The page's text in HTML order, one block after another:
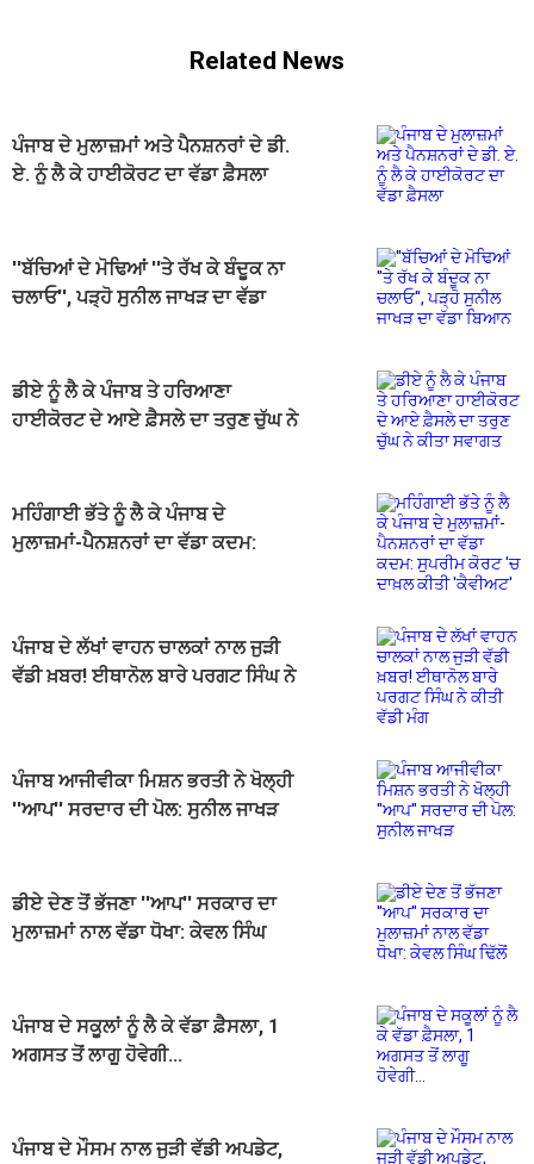
Related News
ਪੰਜਾਬ ਦੇ ਮੁਲਾਜ਼ਮਾਂ ਅਤੇ ਪੈਨਸ਼ਨਰਾਂ ਦੇ ਡੀ.
ਏ. ਨੂੰ ਲੈ ਕੇ ਹਾਈਕੋਰਟ ਦਾ ਵੱਡਾ ਫ਼ੈਸਲਾ
''ਬੱਚਿਆਂ ਦੇ ਮੋਢਿਆਂ ''ਤੇ ਰੱਖ ਕੇ ਬੰਦੂਕ ਨਾ
ਚਲਾਓ'', ਪੜ੍ਹੋ ਸੁਨੀਲ ਜਾਖੜ ਦਾ ਵੱਡਾ
ਡੀਏ ਨੂੰ ਲੈ ਕੇ ਪੰਜਾਬ ਤੇ ਹਰਿਆਣਾ
ਹਾਈਕੋਰਟ ਦੇ ਆਏ ਫ਼ੈਸਲੇ ਦਾ ਤਰੁਣ ਚੁੱਘ ਨੇ
ਮਹਿੰਗਾਈ ਭੱਤੇ ਨੂੰ ਲੈ ਕੇ ਪੰਜਾਬ ਦੇ
ਮੁਲਾਜ਼ਮਾਂ-ਪੈਨਸ਼ਨਰਾਂ ਦਾ ਵੱਡਾ ਕਦਮ:
ਪੰਜਾਬ ਦੇ ਲੱਖਾਂ ਵਾਹਨ ਚਾਲਕਾਂ ਨਾਲ ਜੁੜੀ
ਵੱਡੀ ਖ਼ਬਰ! ਈਥਾਨੋਲ ਬਾਰੇ ਪਰਗਟ ਸਿੰਘ ਨੇ
ਪੰਜਾਬ ਆਜੀਵੀਕਾ ਮਿਸ਼ਨ ਭਰਤੀ ਨੇ ਖੋਲ੍ਹੀ
''ਆਪ'' ਸਰਦਾਰ ਦੀ ਪੋਲ: ਸੁਨੀਲ ਜਾਖੜ
ਡੀਏ ਦੇਣ‌ ਤੋਂ ਭੱਜਣਾ ''ਆਪ'' ਸਰਕਾਰ ਦਾ
ਮੁਲਾਜ਼ਮਾਂ ਨਾਲ ਵੱਡਾ ਧੋਖਾ: ਕੇਵਲ ਸਿੰਘ
ਪੰਜਾਬ ਦੇ ਸਕੂਲਾਂ ਨੂੰ ਲੈ ਕੇ ਵੱਡਾ ਫ਼ੈਸਲਾ, 1
ਅਗਸਤ ਤੋਂ ਲਾਗੂ ਹੋਵੇਗੀ...
ਪੰਜਾਬ ਦੇ ਮੌਸਮ ਨਾਲ ਜੁੜੀ ਵੱਡੀ ਅਪਡੇਟ,